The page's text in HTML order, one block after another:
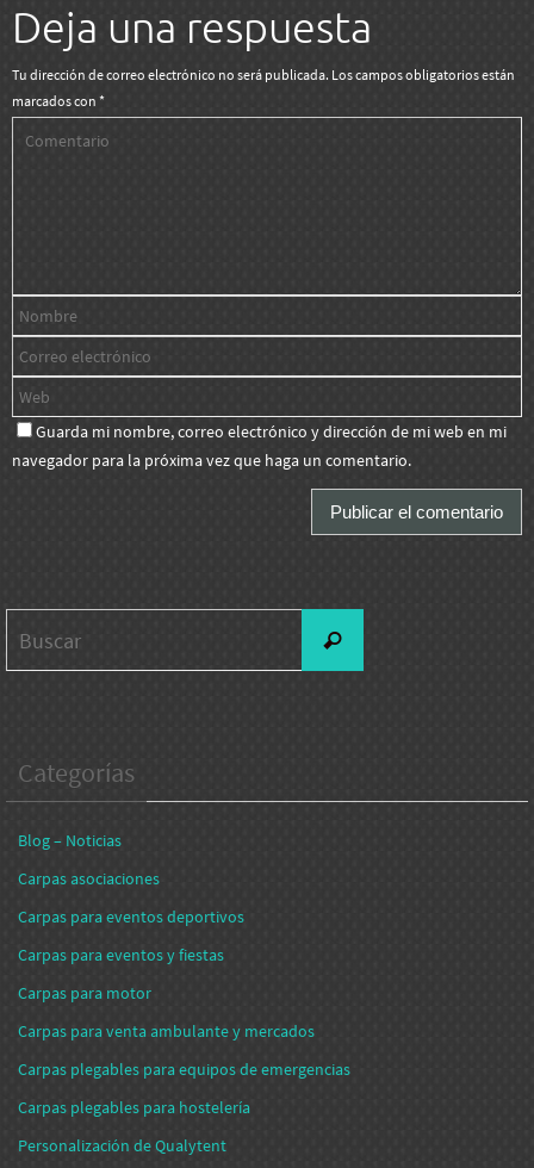
Deja una respuesta
Tu dirección de correo electrónico no será publicada. Los campos obligatorios están
marcados con *
Guarda mi nombre, correo electrónico y dirección de mi web en mi
navegador para la próxima vez que haga un comentario.
Buscar
Categorías
Blog – Noticias
Carpas asociaciones
Carpas para eventos deportivos
Carpas para eventos y fiestas
Carpas para motor
Carpas para venta ambulante y mercados
Carpas plegables para equipos de emergencias
Carpas plegables para hostelería
Personalización de Qualytent